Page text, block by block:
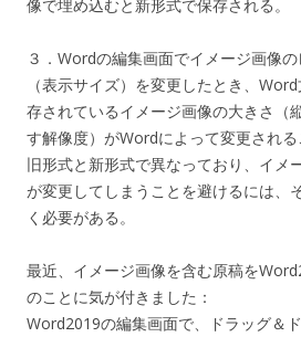
像で埋め込むと新形式で保存される。
３．Wordの編集画面でイメージ画像
（表示サイズ）を変更したとき、
存されているイメージ画像の大きさ（
す解像度）がWordによって変更され
旧形式と新形式で異なっており、イメ
が変更してしまうことを避けるには、
く必要がある。
最近、イメージ画像を含む原稿を
のことに気が付きました：
Word2019の編集画面で、ドラッグ＆